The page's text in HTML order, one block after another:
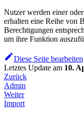
Nutzer werden einer
erhalten eine Reihe von
Berechtigungen
um ihre Funktion
Diese Seite bearbeiten
Letztes Update am 10.
Zurück
Admin
Weiter
Import